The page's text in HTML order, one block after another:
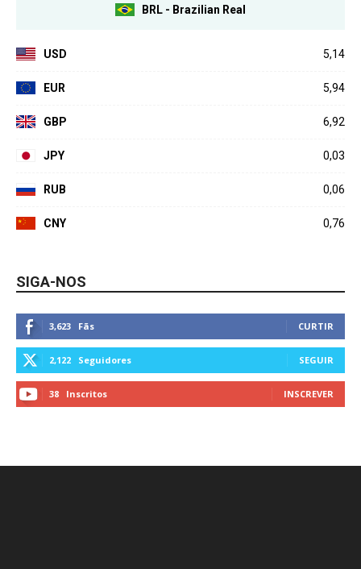
BRL - Brazilian Real
USD 5,14
EUR 5,94
GBP 6,92
JPY 0,03
RUB 0,06
CNY 0,76
SIGA-NOS
3,623 Fãs CURTIR
2,122 Seguidores SEGUIR
38 Inscritos INSCREVER